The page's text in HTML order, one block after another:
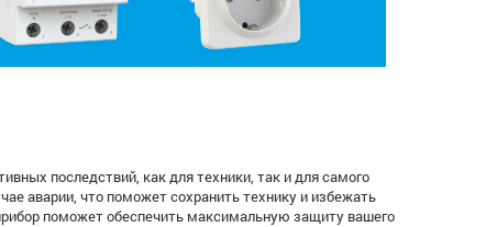
последствий, как для техники, так и для самого
аварии, что поможет сохранить технику и избежать
поможет обеспечить максимальную защиту вашего